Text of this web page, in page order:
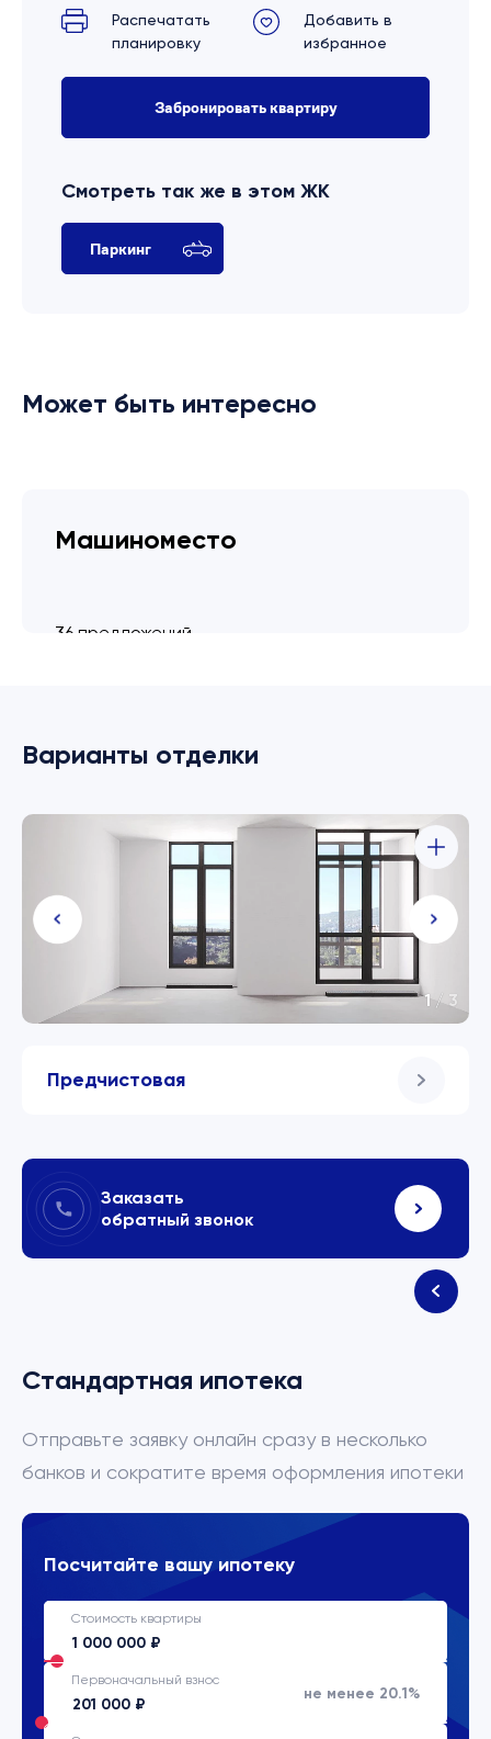
Распечатать
планировку
Добавить в
избранное
Забронировать квартиру
Смотреть так же в этом ЖК
Паркинг
Может быть интересно
Машиноместо
36 предложений
Варианты отделки
Предчистовая
1 /3
Заказать
обратный звонок
Стандартная ипотека
Отправьте заявку онлайн сразу в несколько
банков и сократите время оформления ипотеки
Посчитайте вашу ипотеку
Стоимость квартиры
Первоначальный взнос
не менее 20.1%